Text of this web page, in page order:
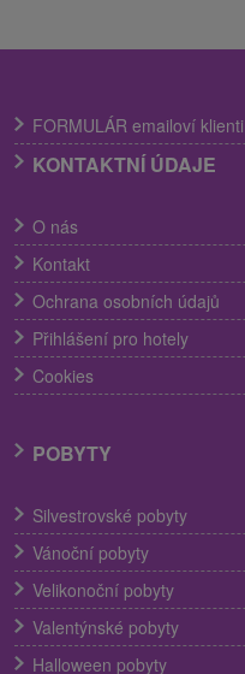
FORMULÁR emailoví klienti
KONTAKTNÍ ÚDAJE
O nás
Kontakt
Ochrana osobních údajů
Přihlášení pro hotely
Cookies
POBYTY
Silvestrovské pobyty
Vánoční pobyty
Velikonoční pobyty
Valentýnské pobyty
Halloween pobyty